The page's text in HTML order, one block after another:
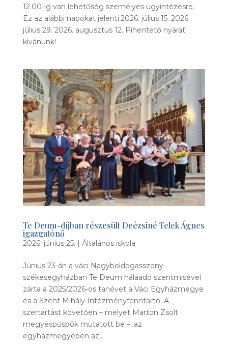
12.00-ig van lehetőség személyes ügyintézésre.
Ez az alábbi napokat jelenti:2026. július 15. 2026.
július 29. 2026. augusztus 12. Pihentető nyarat
kívánunk!
Te Deum-díjban részesült Deézsiné Telek Ágnes
igazgatónő
2026. június 25. | Általános iskola
Június 23-án a váci Nagyboldogasszony-
székesegyházban Te Deum hálaadó szentmisével
zárta a 2025/2026-os tanévet a Váci Egyházmegye
és a Szent Mihály Intézményfenntartó. A
szertartást követően – melyet Marton Zsolt
megyéspüspök mutatott be –, az
egyházmegyében az...